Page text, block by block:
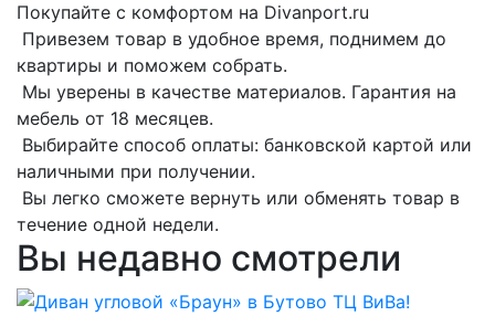
Покупайте с комфортом на Divanport.ru
Привезем товар в удобное время, поднимем до
квартиры и поможем собрать.
Мы уверены в качестве материалов. Гарантия на
мебель от 18 месяцев.
Выбирайте способ оплаты: банковской картой или
наличными при получении.
Вы легко сможете вернуть или обменять товар в
течение одной недели.
Вы недавно смотрели